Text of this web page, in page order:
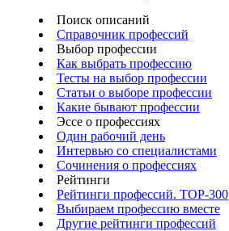
Поиск описаний
Справочник профессий
Выбор профессии
Как выбрать профессию
Тесты на выбор профессии
Статьи о выборе профессии
Какие бывают профессии
Эссе о профессиях
Один рабочий день
Интервью со специалистами
Сочинения о профессиях
Рейтинги
Рейтинги профессий. TOP-300
Выбираем профессию вместе
Другие рейтинги профессий